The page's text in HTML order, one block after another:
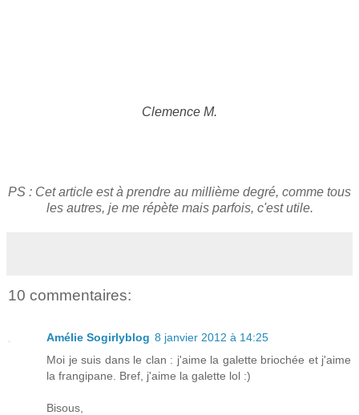
Clemence M.
PS : Cet article est à prendre au millième degré, comme tous
les autres, je me répète mais parfois, c'est utile.
10 commentaires:
Amélie Sogirlyblog 8 janvier 2012 à 14:25
Moi je suis dans le clan : j'aime la galette briochée et j'aime
la frangipane. Bref, j'aime la galette lol :)
Bisous,